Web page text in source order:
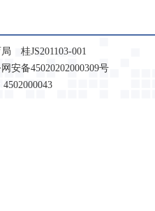
桂JS201103-001
安备45020202000309号